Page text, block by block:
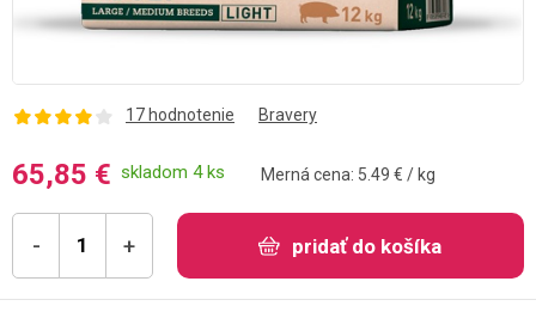
17 hodnotenie Bravery
65,85 € skladom 4 ks Merná cena: 5.49 € / kg
- + pridať do košíka